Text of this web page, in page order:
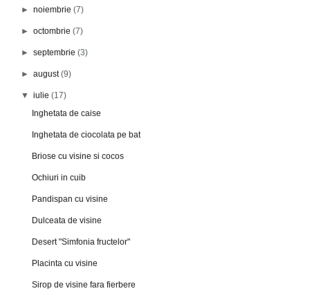
►noiembrie(7)
►octombrie(7)
►septembrie(3)
►august(9)
▼iulie(17)
Inghetata de caise
Inghetata de ciocolata pe bat
Briose cu visine si cocos
Ochiuri in cuib
Pandispan cu visine
Dulceata de visine
Desert "Simfonia fructelor"
Placinta cu visine
Sirop de visine fara fierbere